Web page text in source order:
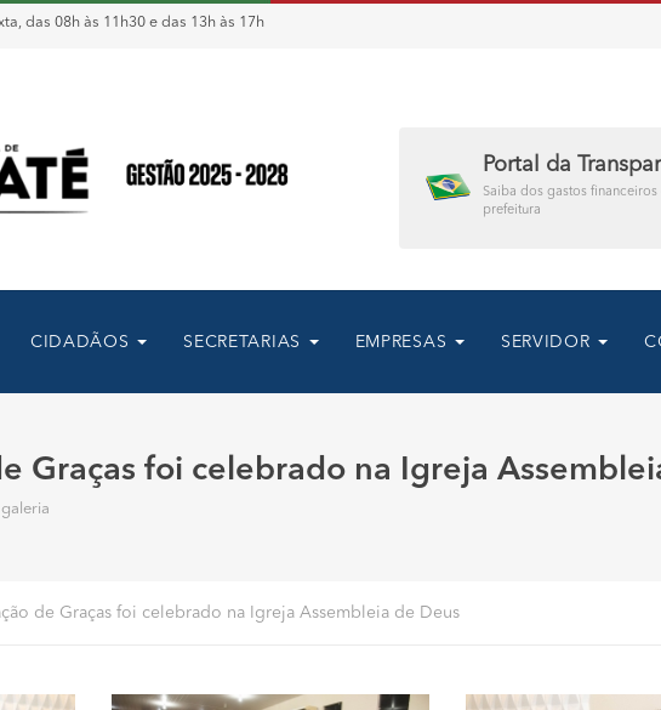
das 08h às 11h30 e das 13h às 17h
Portal da
Saiba dos gastos financeiros
prefeitura
CIDADÃOS SECRETARIAS EMPRESAS SERVIDOR
Graças foi celebrado na Igreja
de Graças foi celebrado na Igreja Assembleia de Deus